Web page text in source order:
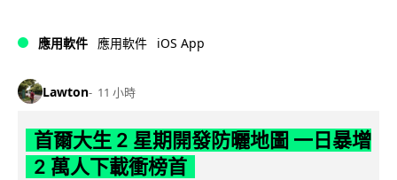
應用軟件 應用軟件 iOS App
Lawton 11 小時
首爾大生 2 星期開發防曬地圖 一日暴增
2 萬人下載衝榜首